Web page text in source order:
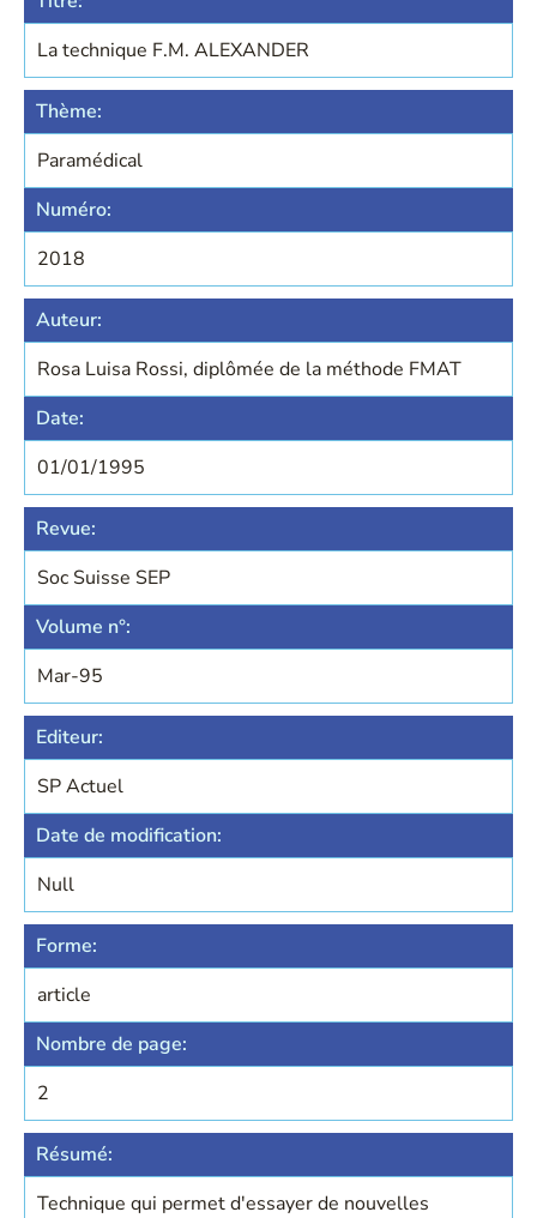
La technique F.M. ALEXANDER
Thème:
Paramédical
Numéro:
2018
Auteur:
Rosa Luisa Rossi, diplômée de la méthode FMAT
Date:
01/01/1995
Revue:
Soc Suisse SEP
Volume n°:
Mar-95
Editeur:
SP Actuel
Date de modification:
Null
Forme:
article
Nombre de page:
2
Résumé:
Technique qui permet d'essayer de nouvelles